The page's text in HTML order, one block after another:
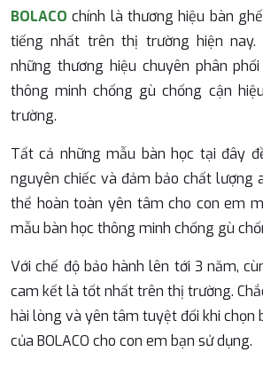
BOLACO chính là thương hiệu bàn
tiếng nhất trên thị trường hiện
những thương hiệu chuyên phân
thông minh chống gù chống cận
trường.
Tất cả những mẫu bàn học tại đây
nguyên chiếc và đảm bảo chất lượng
thể hoàn toàn yên tâm cho con em
mẫu bàn học thông minh chống gù
Với chế độ bảo hành lên tới 3 năm,
cam kết là tốt nhất trên thị trường.
hài lòng và yên tâm tuyệt đối khi chọn
của BOLACO cho con em bạn sử dụng.